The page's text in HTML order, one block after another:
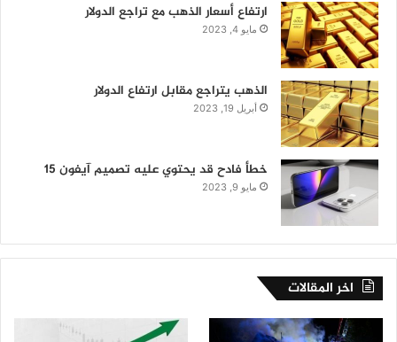
ارتفاع أسعار الذهب مع تراجع الدولار
مايو 4, 2023
الذهب يتراجع مقابل ارتفاع الدولار
أبريل 19, 2023
خطأ فادح قد يحتوي عليه تصميم آيفون 15
مايو 9, 2023
اخر المقالات